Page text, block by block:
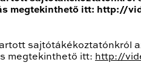
megtekinthető itt:
sajtótákékoztatónkról
megtekinthető itt: http://